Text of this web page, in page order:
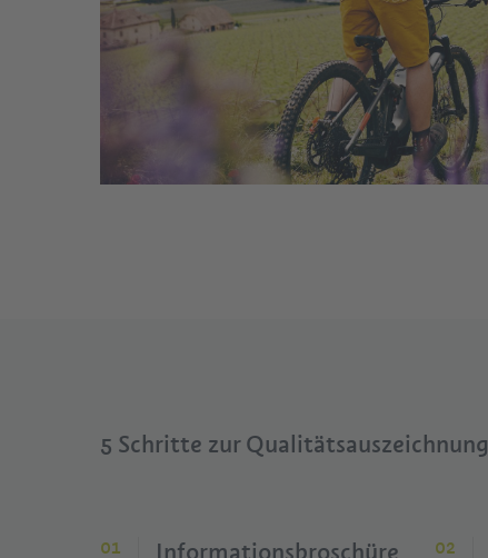
5 Schritte zur Qualitätsauszeichnung
Informationsbroschüre